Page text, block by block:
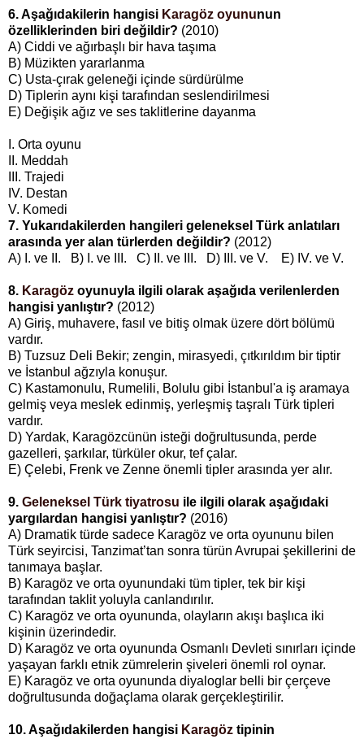
6. Aşağıdakilerin hangisi Karagöz oyununun
özelliklerinden biri değildir? (2010)
A) Ciddi ve ağırbaşlı bir hava taşıma
B) Müzikten yararlanma
C) Usta-çırak geleneği içinde sürdürülme
D) Tiplerin aynı kişi tarafından seslendirilmesi
E) Değişik ağız ve ses taklitlerine dayanma
I. Orta oyunu
II. Meddah
III. Trajedi
IV. Destan
V. Komedi
7. Yukarıdakilerden hangileri geleneksel Türk anlatıları
arasında yer alan türlerden değildir? (2012)
A) I. ve II. B) I. ve III. C) II. ve III. D) III. ve V. E) IV. ve V.
8. Karagöz oyunuyla ilgili olarak aşağıda verilenlerden
hangisi yanlıştır? (2012)
A) Giriş, muhavere, fasıl ve bitiş olmak üzere dört bölümü
vardır.
B) Tuzsuz Deli Bekir; zengin, mirasyedi, çıtkırıldım bir tiptir
ve İstanbul ağzıyla konuşur.
C) Kastamonulu, Rumelili, Bolulu gibi İstanbul'a iş aramaya
gelmiş veya meslek edinmiş, yerleşmiş taşralı Türk tipleri
vardır.
D) Yardak, Karagözcünün isteği doğrultusunda, perde
gazelleri, şarkılar, türküler okur, tef çalar.
E) Çelebi, Frenk ve Zenne önemli tipler arasında yer alır.
9. Geleneksel Türk tiyatrosu ile ilgili olarak aşağıdaki
yargılardan hangisi yanlıştır? (2016)
A) Dramatik türde sadece Karagöz ve orta oyununu bilen
Türk seyircisi, Tanzimat’tan sonra türün Avrupai şekillerini de
tanımaya başlar.
B) Karagöz ve orta oyunundaki tüm tipler, tek bir kişi
tarafından taklit yoluyla canlandırılır.
C) Karagöz ve orta oyununda, olayların akışı başlıca iki
kişinin üzerindedir.
D) Karagöz ve orta oyununda Osmanlı Devleti sınırları içinde
yaşayan farklı etnik zümrelerin şiveleri önemli rol oynar.
E) Karagöz ve orta oyununda diyaloglar belli bir çerçeve
doğrultusunda doğaçlama olarak gerçekleştirilir.
10. Aşağıdakilerden hangisi Karagöz tipinin